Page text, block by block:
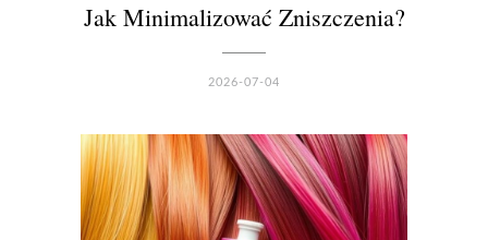
Jak Minimalizować Zniszczenia?
2026-07-04